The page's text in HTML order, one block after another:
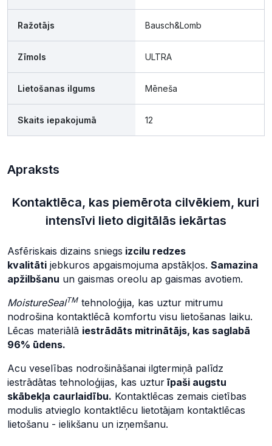
Ražotājs Bausch&Lomb
Zīmols ULTRA
Lietošanas ilgums Mēneša
Skaits iepakojumā 12
Apraksts
Kontaktlēca, kas piemērota cilvēkiem, kuri
intensīvi lieto digitālās iekārtas
Asfēriskais dizains sniegs izcilu redzes
kvalitāti jebkuros apgaismojuma apstākļos. Samazina
apžilbšanu un gaismas oreolu ap gaismas avotiem.
MoistureSealTM tehnoloģija, kas uztur mitrumu
nodrošina kontaktlēcā komfortu visu lietošanas laiku.
Lēcas materiālā iestrādāts mitrinātājs, kas saglabā
96% ūdens.
Acu veselības nodrošināšanai ilgtermiņā palīdz
iestrādātas tehnoloģijas, kas uztur īpaši augstu
skābekļa caurlaidību. Kontaktlēcas zemais cietības
modulis atvieglo kontaktlēcu lietotājam kontaktlēcas
lietošanu - ielikšanu un izņemšanu.